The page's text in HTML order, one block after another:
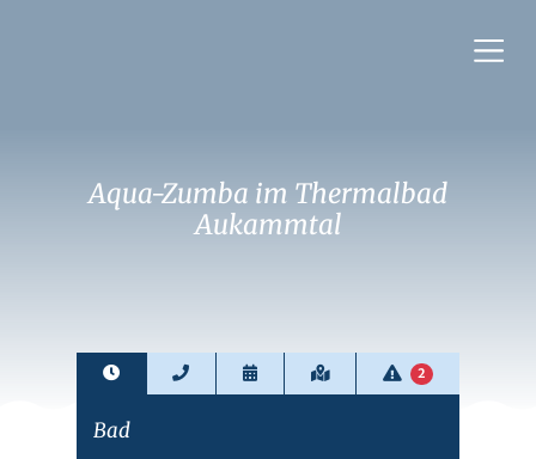
Aqua-Zumba im Thermalbad
Aukammtal
2
Bad